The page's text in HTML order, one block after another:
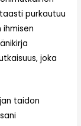
purkautuu
ihmisen
joka
taidon